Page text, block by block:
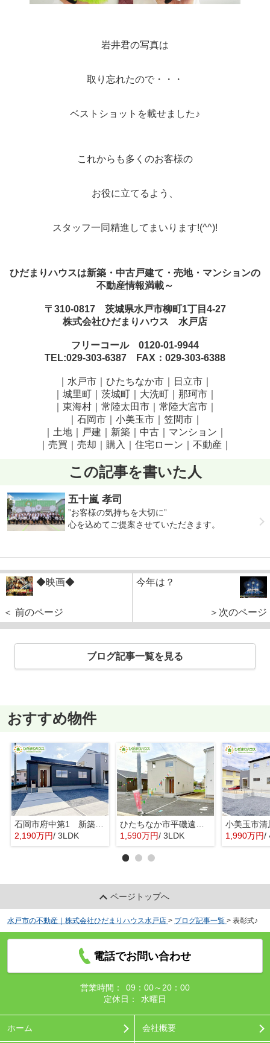
岩井君の写真は
取り忘れたので・・・
ベストショットを載せました♪
これからも多くのお客様の
お役に立てるよう、
スタッフ一同精進してまいります!(^^)!
ひだまりハウスは新築・中古戸建て・売地・マンションの
不動産情報満載～
〒310-0817 茨城県水戸市柳町1丁目4-27
株式会社ひだまりハウス 水戸店
フリーコール 0120-01-9944
TEL:029-303-6387 FAX：029-303-6388
｜水戸市｜ひたちなか市｜日立市｜
｜城里町｜茨城町｜大洗町｜那珂市｜
｜東海村｜常陸太田市｜常陸大宮市｜
｜石岡市｜小美玉市｜笠間市
｜土地｜戸建｜新築｜中古｜マンション｜
｜売買｜売却｜購入｜住宅ローン｜不動産｜
この記事を書いた人
五十嵐 孝司
”お客様の気持ちを大切に”
心を込めてご提案させていただきます。
◆映画◆
＜ 前のページ
今年は？
＞次のページ
ブログ記事一覧を見る
おすすめ物件
石岡市府中第1 新築戸建 3号棟
2,190万円/ 3LDK
ひたちなか市平磯遠原町第2 新築戸建 3号棟
1,590万円/ 3LDK 1,990万円/
ページトップへ
水戸市の不動産｜株式会社ひだまりハウス水戸店 > ブログ記事一覧 > 表彰式♪
電話でお問い合わせ
営業時間：
09：00～20：00
定休日：
水曜日
ホーム 会社概要